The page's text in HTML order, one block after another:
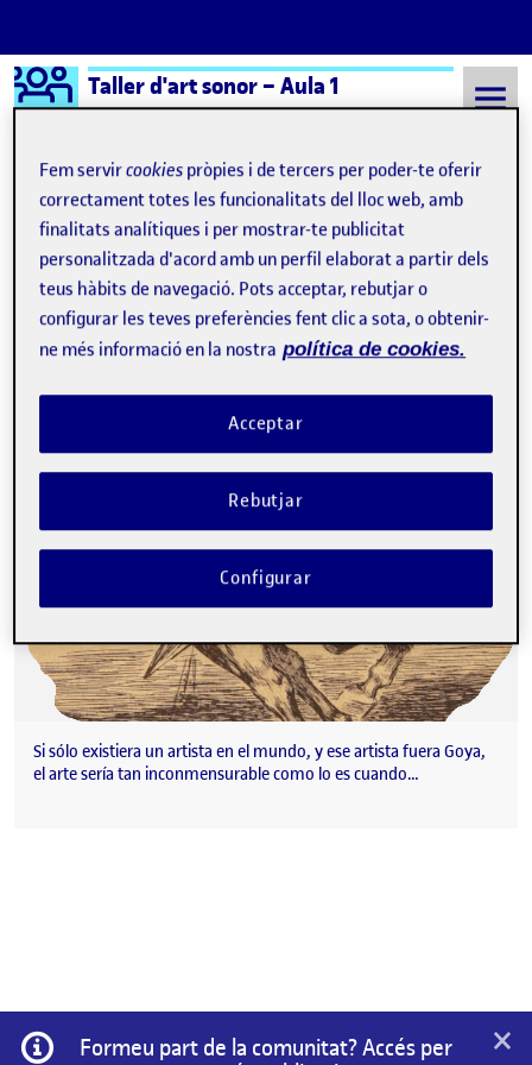
Saltar al contingut
Logo Ágora
Taller d'art sonor – Aula 1
Semestre 20242 - Aula 1 Carnes con ojos mansos
Carnes con ojos mansos
Publicat per
Úrsula Bischofberger Valdes
Data de publicació11 juny, 2025 2:01 pm
4 comentaris
Si sólo existiera un artista en el mundo, y ese artista fuera Goya,
el arte sería tan inconmensurable como lo es cuando…
Informació
Formeu part de la comunitat? Accés per
×
Fem servircookies pròpies i de tercers per poder-te oferir
correctament totes les funcionalitats del lloc web, amb
finalitats analítiques i per mostrar-te publicitat
personalitzada d'acord amb un perfil elaborat a partir dels
teus hàbits de navegació. Pots acceptar, rebutjar o
configurar les teves preferències fent clic a sota, o obtenir-
ne més informació en la nostra política de cookies.
Rebutjar
Acceptar
Configurar